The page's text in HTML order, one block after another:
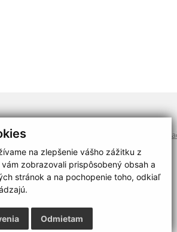
na zlepšenie vášho zážitku z
zobrazovali prispôsobený obsah a
stránok a na pochopenie toho, odkiaľ
Odmietam